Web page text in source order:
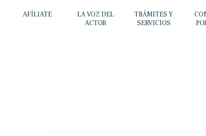
AFÍLIATE
LA VOZ DEL
ACTOR
TRÁMITES Y
SERVICIOS